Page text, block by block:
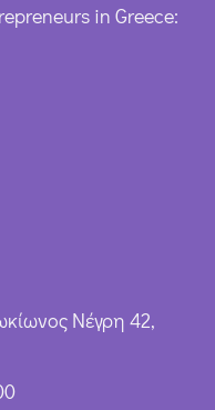
in Greece:
Νέγρη 42,